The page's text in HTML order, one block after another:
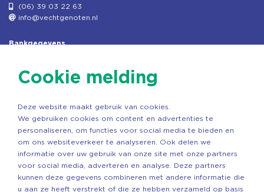
(06) 39 03 22 63
info@vechtgenoten.nl
Bankgegevens
Rek.nr: NL85RABO0127579230
Copyright ©2026 Vechtgenoten
Cookie melding
Deze website maakt gebruik van cookies.
We gebruiken cookies om content en advertenties te
personaliseren, om functies voor social media te bieden en
om ons websiteverkeer te analyseren. Ook delen we
informatie over uw gebruik van onze site met onze partners
voor social media, adverteren en analyse. Deze partners
kunnen deze gegevens combineren met andere informatie die
u aan ze heeft verstrekt of die ze hebben verzameld op basis